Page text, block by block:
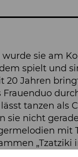
sie am
spielt und
20 Jahren
tanzen als
sie nicht
mit
„Tzatziki